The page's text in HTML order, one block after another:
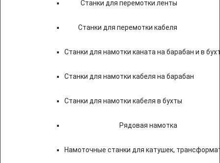
Станки для перемотки ленты
Станки для перемотки кабеля
Станки для намотки каната на барабан и в
Станки для намотки кабеля на барабан
Станки для намотки кабеля в бухты
Рядовая намотка
Намоточные станки для катушек,